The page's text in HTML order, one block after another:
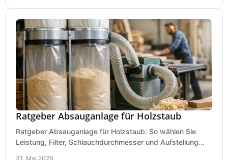
Ratgeber Absauganlage für Holzstaub
Ratgeber Absauganlage für Holzstaub: So wählen Sie
Leistung, Filter, Schlauchdurchmesser und Aufstellung
31. Mai 2026